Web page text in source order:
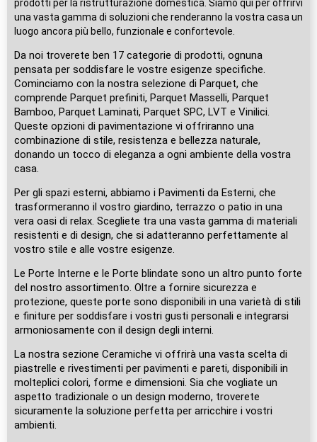
prodotti per la ristrutturazione domestica. Siamo qui per offrirvi
una vasta gamma di soluzioni che renderanno la vostra casa un
luogo ancora più bello, funzionale e confortevole.
Da noi troverete ben 17 categorie di prodotti, ognuna
pensata per soddisfare le vostre esigenze specifiche.
Cominciamo con la nostra selezione di Parquet, che
comprende Parquet prefiniti, Parquet Masselli, Parquet
Bamboo, Parquet Laminati, Parquet SPC, LVT e Vinilici.
Queste opzioni di pavimentazione vi offriranno una
combinazione di stile, resistenza e bellezza naturale,
donando un tocco di eleganza a ogni ambiente della vostra
casa.
Per gli spazi esterni, abbiamo i Pavimenti da Esterni, che
trasformeranno il vostro giardino, terrazzo o patio in una
vera oasi di relax. Scegliete tra una vasta gamma di materiali
resistenti e di design, che si adatteranno perfettamente al
vostro stile e alle vostre esigenze.
Le Porte Interne e le Porte blindate sono un altro punto forte
del nostro assortimento. Oltre a fornire sicurezza e
protezione, queste porte sono disponibili in una varietà di stili
e finiture per soddisfare i vostri gusti personali e integrarsi
armoniosamente con il design degli interni.
La nostra sezione Ceramiche vi offrirà una vasta scelta di
piastrelle e rivestimenti per pavimenti e pareti, disponibili in
molteplici colori, forme e dimensioni. Sia che vogliate un
aspetto tradizionale o un design moderno, troverete
sicuramente la soluzione perfetta per arricchire i vostri
ambienti.